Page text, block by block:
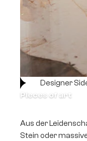
Designer
Pieces of art
Aus der
Stein oder